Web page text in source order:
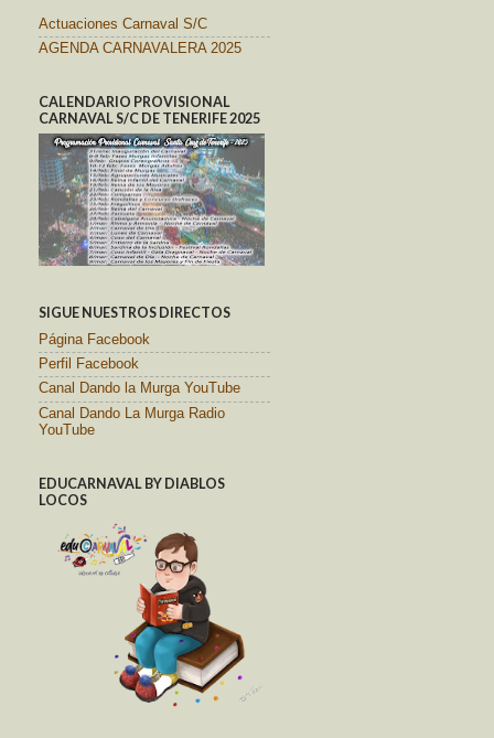
Actuaciones Carnaval S/C
AGENDA CARNAVALERA 2025
CALENDARIO PROVISIONAL
CARNAVAL S/C DE TENERIFE 2025
SIGUE NUESTROS DIRECTOS
Página Facebook
Perfil Facebook
Canal Dando la Murga YouTube
Canal Dando La Murga Radio
YouTube
EDUCARNAVAL BY DIABLOS
LOCOS